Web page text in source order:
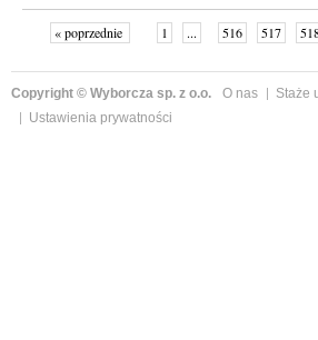
« poprzednie 1 ... 516 517
Copyright © Wyborcza sp. z o.o. O nas Staże
Ustawienia prywatności